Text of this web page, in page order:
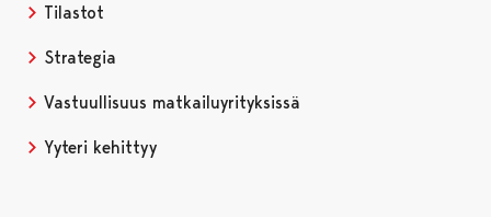
Tilastot
Strategia
Vastuullisuus matkailuyrityksissä
Yyteri kehittyy